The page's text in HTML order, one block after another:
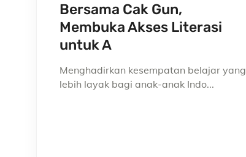
Bersama Cak Gun,
Membuka Akses Literasi
untuk A
Menghadirkan kesempatan belajar yang
lebih layak bagi anak-anak Indo...